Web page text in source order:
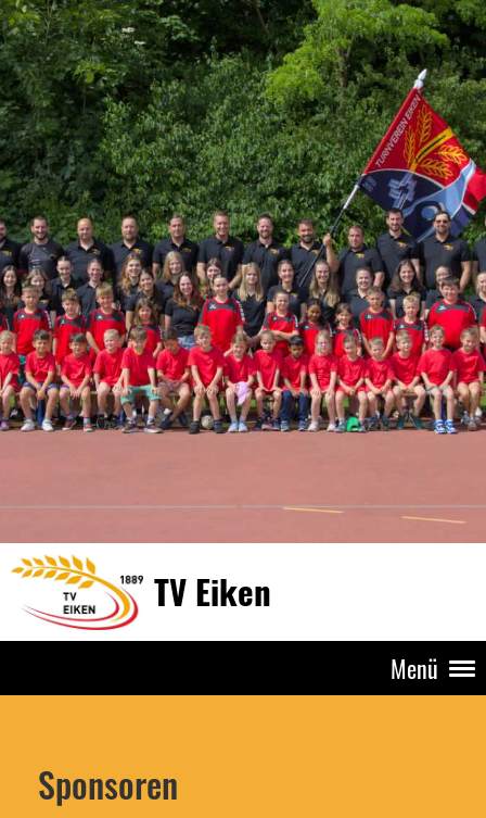
TV Eiken
Menü
Sponsoren